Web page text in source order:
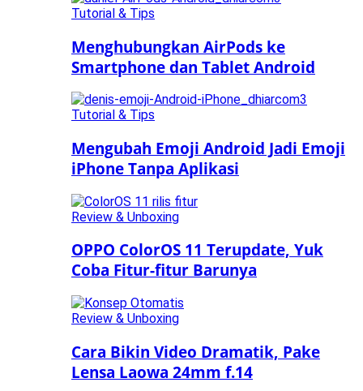
Tutorial & Tips
Menghubungkan AirPods ke
Smartphone dan Tablet Android
Tutorial & Tips
Mengubah Emoji Android Jadi Emoji
iPhone Tanpa Aplikasi
Review & Unboxing
OPPO ColorOS 11 Terupdate, Yuk
Coba Fitur-fitur Barunya
Review & Unboxing
Cara Bikin Video Dramatik, Pake
Lensa Laowa 24mm f.14